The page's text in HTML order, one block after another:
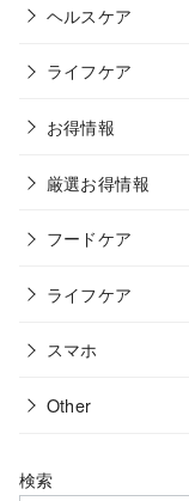
ヘルスケア
ライフケア
お得情報
厳選お得情報
フードケア
ライフケア
スマホ
Other
検索